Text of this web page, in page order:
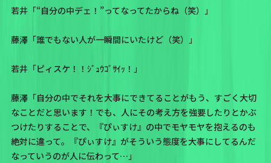
若井「“自分の中デェ！”ってなってたからね（笑）」
藤澤「誰でもない人が一瞬間にいたけど（笑）」
若井「ピィスケ！！ｼﾞｭｳｺﾞｻｲｯ！」
藤澤「自分の中でそれを大事にできてることがもう、すごく大切
なことだと思います！でも、人にその考え方を強要したりとかぶ
つけたりすることで、『ぴぃすけ』の中でモヤモヤを抱えるのも
絶対に違って。『ぴぃすけ』がそういう態度を大事にしてるんだ
なっていうのが人に伝わって…」